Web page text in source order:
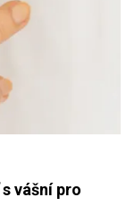
vášní pro